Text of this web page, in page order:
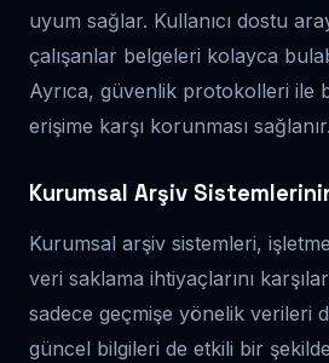
uyum sağlar. Kullanıcı dostu
çalışanlar belgeleri kolayca
Ayrıca, güvenlik protokolleri ile
erişime karşı korunması sağlanır.
Kurumsal Arşiv
Kurumsal arşiv sistemleri,
veri saklama ihtiyaçlarını
sadece geçmişe yönelik verileri
güncel bilgileri de etkili bir